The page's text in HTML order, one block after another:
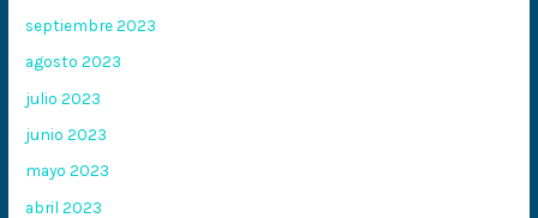
septiembre 2023
agosto 2023
julio 2023
junio 2023
mayo 2023
abril 2023